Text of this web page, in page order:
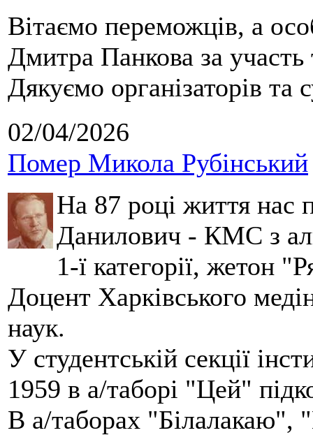
Вітаємо переможців, а
Дмитра Панкова за
Дякуємо організаторів та
02/04/2026
Помер Микола Рубінський
На 87 році життя нас
Данилович - КМС з
1-ї категорії, жетон
Доцент Харківського
наук.
У студентській секції
1959 в а/таборі "Цей"
В а/таборах "Білалакаю",